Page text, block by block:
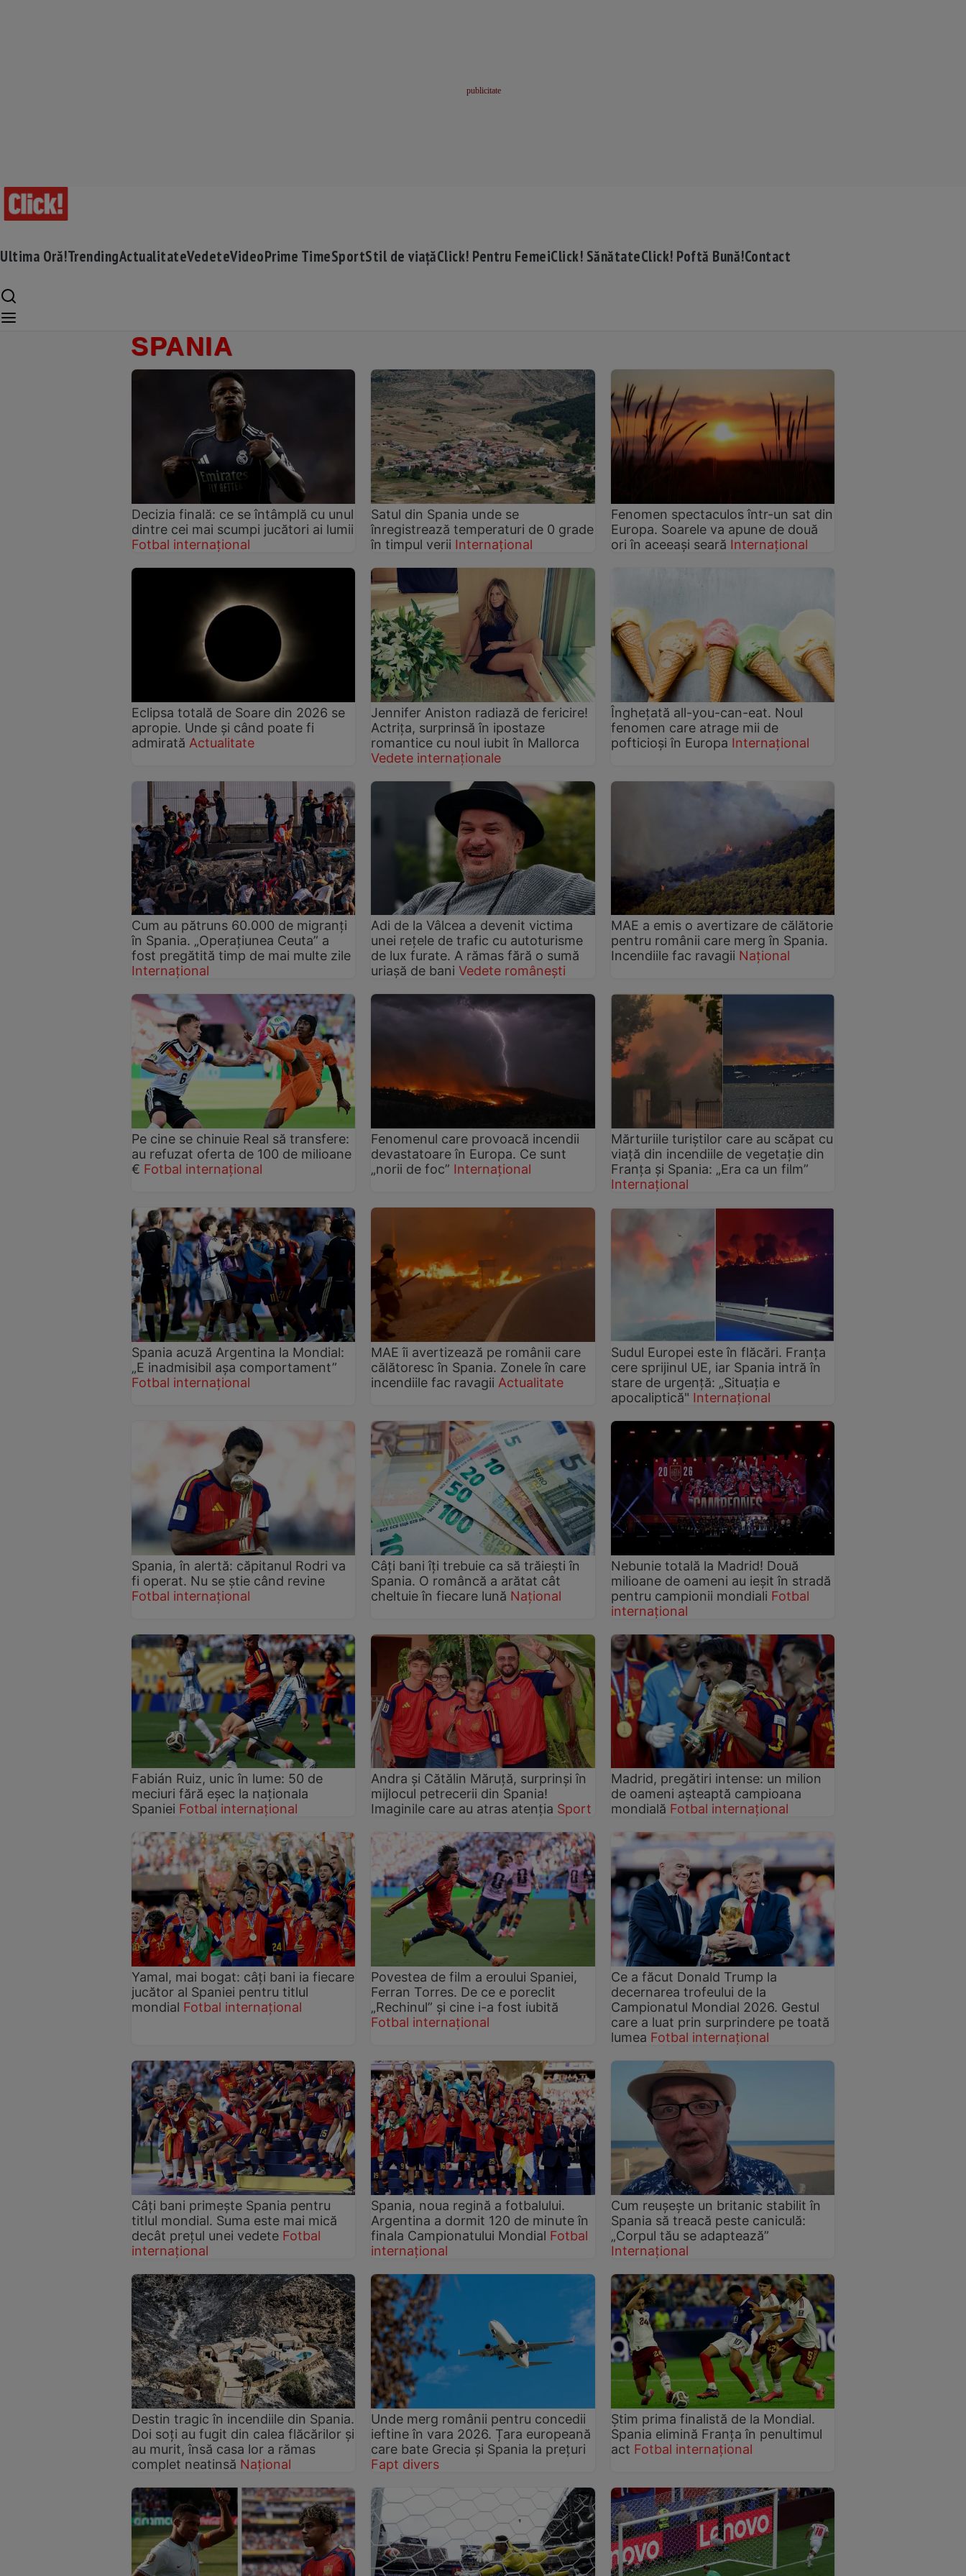
Ultima Oră!TrendingActualitateVedeteVideoPrime TimeSportStil de viațăClick! Pentru FemeiClick! SănătateClick! Poftă Bună!Contact
SPANIA
Decizia finală: ce se întâmplă cu unul
dintre cei mai scumpi jucători ai lumii
Fotbal internațional
Satul din Spania unde se
înregistrează temperaturi de 0 grade
în timpul verii Internațional
Fenomen spectaculos într-un sat din
Europa. Soarele va apune de două
ori în aceeași seară Internațional
Eclipsa totală de Soare din 2026 se
apropie. Unde și când poate fi
admirată Actualitate
Jennifer Aniston radiază de fericire!
Actrița, surprinsă în ipostaze
romantice cu noul iubit în Mallorca
Vedete internaționale
Înghețată all-you-can-eat. Noul
fenomen care atrage mii de
pofticioși în Europa Internațional
Cum au pătruns 60.000 de migranți
în Spania. „Operațiunea Ceuta” a
fost pregătită timp de mai multe zile
Internațional
Adi de la Vâlcea a devenit victima
unei rețele de trafic cu autoturisme
de lux furate. A rămas fără o sumă
uriașă de bani Vedete românești
MAE a emis o avertizare de călătorie
pentru românii care merg în Spania.
Incendiile fac ravagii Național
Pe cine se chinuie Real să transfere:
au refuzat oferta de 100 de milioane
€ Fotbal internațional
Fenomenul care provoacă incendii
devastatoare în Europa. Ce sunt
„norii de foc” Internațional
Mărturiile turiștilor care au scăpat cu
viață din incendiile de vegetație din
Franța și Spania: „Era ca un film”
Internațional
Spania acuză Argentina la Mondial:
„E inadmisibil așa comportament”
Fotbal internațional
MAE îi avertizează pe românii care
călătoresc în Spania. Zonele în care
incendiile fac ravagii Actualitate
Sudul Europei este în flăcări. Franța
cere sprijinul UE, iar Spania intră în
stare de urgență: „Situația e
apocaliptică" Internațional
Spania, în alertă: căpitanul Rodri va
fi operat. Nu se știe când revine
Fotbal internațional
Câți bani îți trebuie ca să trăiești în
Spania. O româncă a arătat cât
cheltuie în fiecare lună Național
Nebunie totală la Madrid! Două
milioane de oameni au ieșit în stradă
pentru campionii mondiali Fotbal
internațional
Fabián Ruiz, unic în lume: 50 de
meciuri fără eșec la naționala
Spaniei Fotbal internațional
Andra și Cătălin Măruță, surprinși în
mijlocul petrecerii din Spania!
Imaginile care au atras atenția Sport
Madrid, pregătiri intense: un milion
de oameni așteaptă campioana
mondială Fotbal internațional
Yamal, mai bogat: câți bani ia fiecare
jucător al Spaniei pentru titlul
mondial Fotbal internațional
Povestea de film a eroului Spaniei,
Ferran Torres. De ce e poreclit
„Rechinul” și cine i-a fost iubită
Fotbal internațional
Ce a făcut Donald Trump la
decernarea trofeului de la
Campionatul Mondial 2026. Gestul
care a luat prin surprindere pe toată
lumea Fotbal internațional
Câți bani primește Spania pentru
titlul mondial. Suma este mai mică
decât prețul unei vedete Fotbal
internațional
Spania, noua regină a fotbalului.
Argentina a dormit 120 de minute în
finala Campionatului Mondial Fotbal
internațional
Cum reușește un britanic stabilit în
Spania să treacă peste caniculă:
„Corpul tău se adaptează”
Internațional
Destin tragic în incendiile din Spania.
Doi soți au fugit din calea flăcărilor și
au murit, însă casa lor a rămas
complet neatinsă Național
Unde merg românii pentru concedii
ieftine în vara 2026. Țara europeană
care bate Grecia și Spania la prețuri
Fapt divers
Știm prima finalistă de la Mondial.
Spania elimină Franța în penultimul
act Fotbal internațional